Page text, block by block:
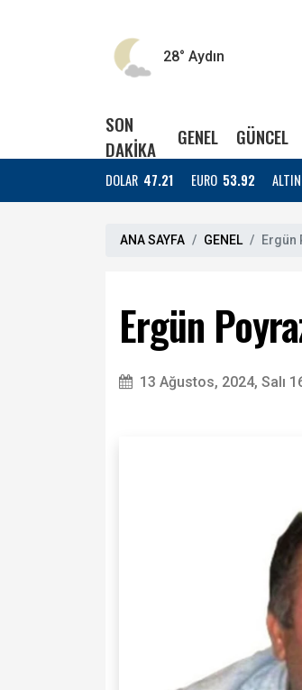
28° Aydın
SON
DAKİKA
GENEL GÜNCEL
DOLAR 47.21 EURO 53.92 ALTIN
ANA SAYFA GENEL Ergün
Ergün
13 Ağustos, 2024, Salı